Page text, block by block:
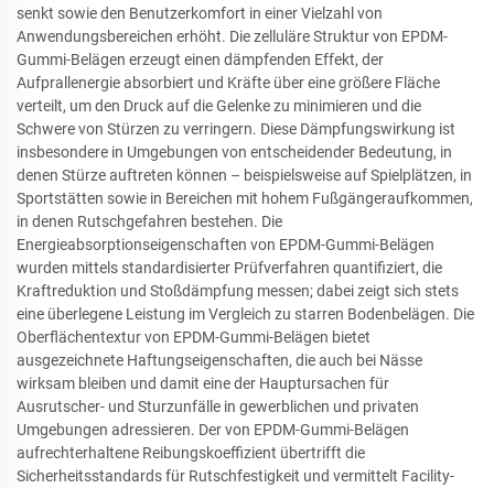
senkt sowie den Benutzerkomfort in einer Vielzahl von
Anwendungsbereichen erhöht. Die zelluläre Struktur von EPDM-
Gummi-Belägen erzeugt einen dämpfenden Effekt, der
Aufprallenergie absorbiert und Kräfte über eine größere Fläche
verteilt, um den Druck auf die Gelenke zu minimieren und die
Schwere von Stürzen zu verringern. Diese Dämpfungswirkung ist
insbesondere in Umgebungen von entscheidender Bedeutung, in
denen Stürze auftreten können – beispielsweise auf Spielplätzen, in
Sportstätten sowie in Bereichen mit hohem Fußgängeraufkommen,
in denen Rutschgefahren bestehen. Die
Energieabsorptionseigenschaften von EPDM-Gummi-Belägen
wurden mittels standardisierter Prüfverfahren quantifiziert, die
Kraftreduktion und Stoßdämpfung messen; dabei zeigt sich stets
eine überlegene Leistung im Vergleich zu starren Bodenbelägen. Die
Oberflächentextur von EPDM-Gummi-Belägen bietet
ausgezeichnete Haftungseigenschaften, die auch bei Nässe
wirksam bleiben und damit eine der Hauptursachen für
Ausrutscher- und Sturzunfälle in gewerblichen und privaten
Umgebungen adressieren. Der von EPDM-Gummi-Belägen
aufrechterhaltene Reibungskoeffizient übertrifft die
Sicherheitsstandards für Rutschfestigkeit und vermittelt Facility-